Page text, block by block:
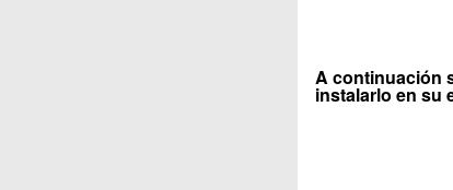
A continuación
instalarlo en su